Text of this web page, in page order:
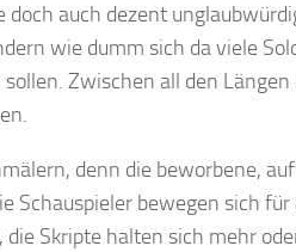
auch dezent
wie dumm sich da viele
Zwischen all den
denn die beworbene,
Schauspieler bewegen sich
Skripte halten sich mehr